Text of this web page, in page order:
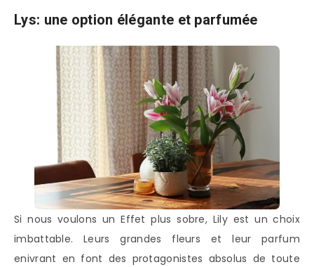
Lys: une option élégante et parfumée
Si nous voulons un Effet plus sobre, Lily est un choix
imbattable. Leurs grandes fleurs et leur parfum
enivrant en font des protagonistes absolus de toute